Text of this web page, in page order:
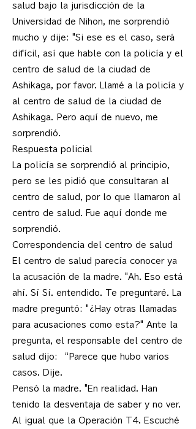
salud bajo la jurisdicción de la
Universidad de Nihon, me sorprendió
mucho y dije: "Si ese es el caso, será
difícil, así que hable con la policía y el
centro de salud de la ciudad de
Ashikaga, por favor. Llamé a la policía y
al centro de salud de la ciudad de
Ashikaga. Pero aquí de nuevo, me
sorprendió.
Respuesta policial
La policía se sorprendió al principio,
pero se les pidió que consultaran al
centro de salud, por lo que llamaron al
centro de salud. Fue aquí donde me
sorprendió.
Correspondencia del centro de salud
El centro de salud parecía conocer ya
la acusación de la madre. "Ah. Eso está
ahí. Sí Sí. entendido. Te preguntaré. La
madre preguntó: "¿Hay otras llamadas
para acusaciones como esta?" Ante la
pregunta, el responsable del centro de
salud dijo: “Parece que hubo varios
casos. Dije.
Pensó la madre. "En realidad. Han
tenido la desventaja de saber y no ver.
Al igual que la Operación T4. Escuché